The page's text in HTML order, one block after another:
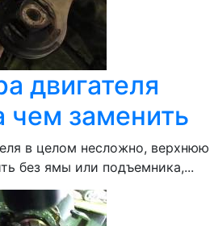
двигателя
чем заменить
в целом несложно, верхнюю
без ямы или подъемника,...